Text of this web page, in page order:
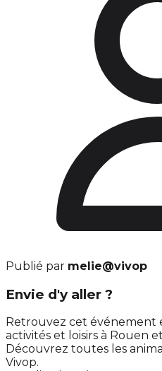
Publié par melie@vivop
Envie d'y aller ?
Retrouvez cet événement
activités et loisirs à Rouen
Découvrez toutes les
Vivop.